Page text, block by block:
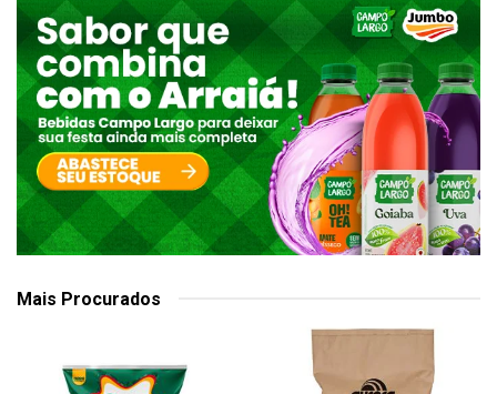
Mais Procurados